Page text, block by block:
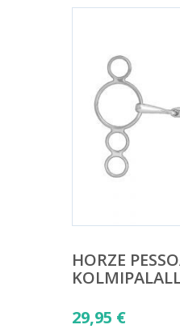
HORZE
29,95 €